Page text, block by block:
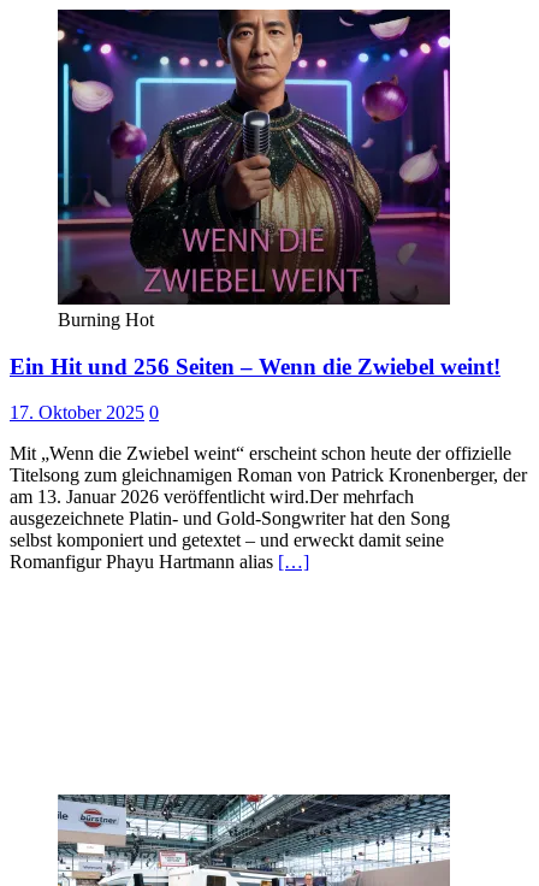
Burning Hot
Ein Hit und 256 Seiten – Wenn die Zwiebel weint!
17. Oktober 2025 0
Mit „Wenn die Zwiebel weint“ erscheint schon heute der offizielle
Titelsong zum gleichnamigen Roman von Patrick Kronenberger, der
am 13. Januar 2026 veröffentlicht wird.Der mehrfach
ausgezeichnete Platin- und Gold-Songwriter hat den Song
selbst komponiert und getextet – und erweckt damit seine
Romanfigur Phayu Hartmann alias […]